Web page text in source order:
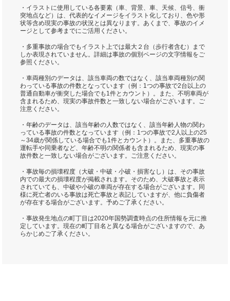
・イラストに使用している各要素（車、背景、車、天候、信号、衝
突地点など）は、代表的なイメージをイラスト化しており、色や形
状等含め現実の事故の状況とは異なります。あくまで、事故のイメ
ージとして参考までにご活用ください。
・多重事故の場合でもイラスト上では最大２台（歩行者含む）まで
しか表現されていません。詳細は事故の個別ページの文字情報をご
参照ください。
・車両種別のデータは、該当車両の数ではなく、該当車両種別の関
わっている事故の件数となっています（例：1つの事故で2台以上の
普通自動車が衝突した場合でも1件とカウント）。また、不明車両が
含まれるため、現実の事故件数と一致しない場合がございます。ご
注意ください。
・年齢のデータは、該当年齢の人数ではなく、該当年齢人物の関わ
っている事故の件数となっています（例：1つの事故で2人以上の25
～34歳が関係している場合でも1件とカウント）。また、多重事故の
運転手や同乗者など、年齢不明の関係者も含まれるため、現実の事
故件数と一致しない場合がございます。ご注意ください。
・事故毎の損壊程度（大破・中破・小破・損害なし）は、その事故
内での最大の損壊程度が掲載されます。そのため、大破事故と表示
されていても、中破や小破の車両が存在する場合がございます。同
様に死亡者のいる事故は死亡事故と表記していますが、他に負傷者
が存在する場合がございます。予めご了承ください。
・事故発生地点の町丁目は2020年国勢調査時点の住所情報を元に推
定しています。現在の町丁目名と異なる場合がございますので、あ
らかじめご了承ください。